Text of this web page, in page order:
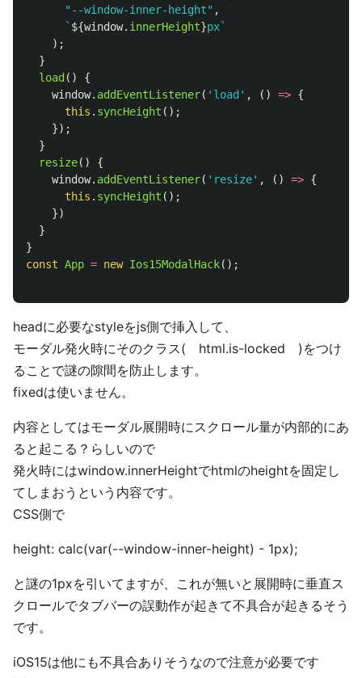
" --window-inner-height" ,
` ${window. innerHeight}px`
);
}
load ()
{
window. addEventListener( ' load ' , () => {
this . syncHeight ();
});
}
resize()
{
window. addEventListener( ' resize' , () => {
this . syncHeight ();
})
}
}
const App = new Ios15ModalHack();
headに必要なstyleをjs側で挿入して、
モーダル発火時にそのクラス( html.is-locked )をつけ
ることで謎の隙間を防止します。
fixedは使いません。
内容としてはモーダル展開時にスクロール量が内部的にあ
ると起こる？らしいので
発火時にはwindow.innerHeightでhtmlのheightを固定し
てしまおうという内容です。
CSS側で
height: calc(var(--window-inner-height) - 1px);
と謎の1pxを引いてますが、これが無いと展開時に垂直ス
クロールでタブバーの誤動作が起きて不具合が起きるそう
です。
iOS15は他にも不具合ありそうなので注意が必要です